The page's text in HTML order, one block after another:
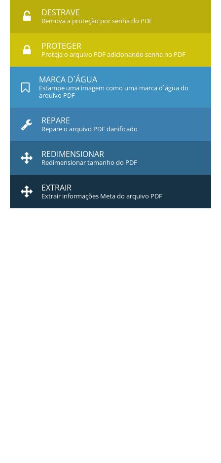
DESTRAVE
Remova a proteção por senha do PDF
PROTEGER
Proteja o arquivo PDF adicionando senha no PDF
MARCA D`ÁGUA
Estampe uma imagem como uma marca d`água do
arquivo PDF
REPARE
Repare o arquivo PDF danificado
REDIMENSIONAR
Redimensionar tamanho do PDF
EXTRAIR
Extrair informações Meta do arquivo PDF